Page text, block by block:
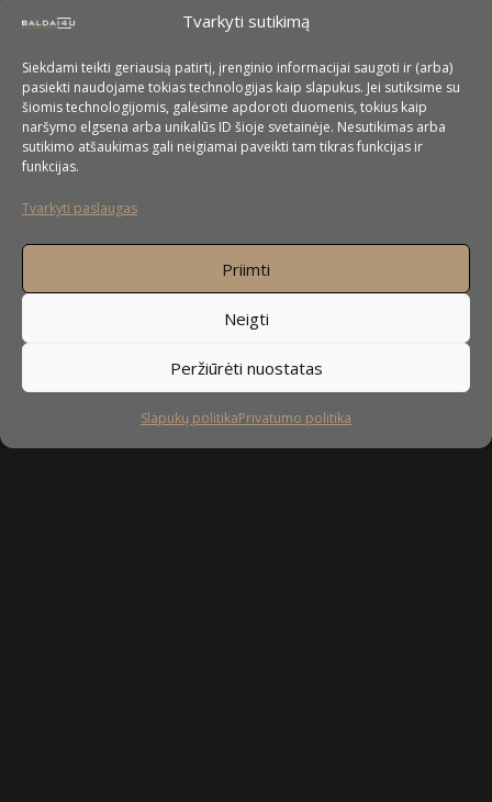
Tvarkyti sutikimą
Siekdami teikti geriausią patirtį, įrenginio informacijai saugoti ir (arba)
pasiekti naudojame tokias technologijas kaip slapukus. Jei sutiksime su
šiomis technologijomis, galėsime apdoroti duomenis, tokius kaip
naršymo elgsena arba unikalūs ID šioje svetainėje. Nesutikimas arba
sutikimo atšaukimas gali neigiamai paveikti tam tikras funkcijas ir
funkcijas.
Tvarkyti paslaugas
Priimti
Neigti
Peržiūrėti nuostatas
Slapukų politikaPrivatumo politika
Sekite mus